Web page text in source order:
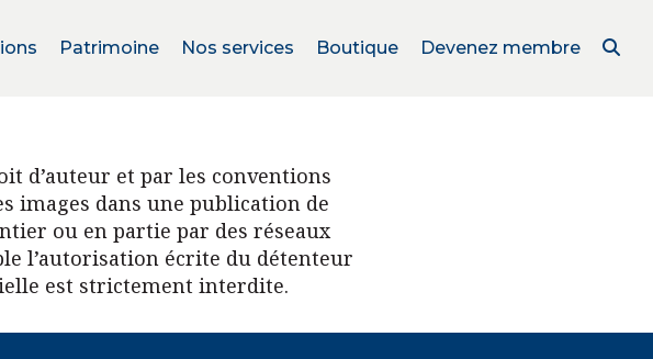
Patrimoine Nos services Boutique Devenez membre
d’auteur et par les conventions
images dans une publication de
ou en partie par des réseaux
l’autorisation écrite du détenteur
est strictement interdite.